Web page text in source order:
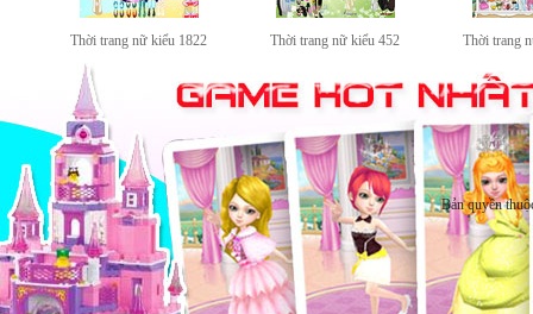
Thời trang nữ kiểu 1822 Thời trang nữ kiểu 452 Thời trang
Bản quyền